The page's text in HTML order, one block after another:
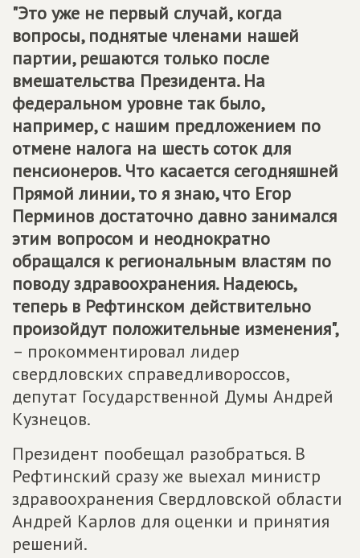
"Это уже не первый случай, когда
вопросы, поднятые членами нашей
партии, решаются только после
вмешательства Президента. На
федеральном уровне так было,
например, с нашим предложением по
отмене налога на шесть соток для
пенсионеров. Что касается сегодняшней
Прямой линии, то я знаю, что Егор
Перминов достаточно давно занимался
этим вопросом и неоднократно
обращался к региональным властям по
поводу здравоохранения. Надеюсь,
теперь в Рефтинском действительно
произойдут положительные изменения",
– прокомментировал лидер
свердловских справедливороссов,
депутат Государственной Думы Андрей
Кузнецов.
Президент пообещал разобраться. В
Рефтинский сразу же выехал министр
здравоохранения Свердловской области
Андрей Карлов для оценки и принятия
решений.